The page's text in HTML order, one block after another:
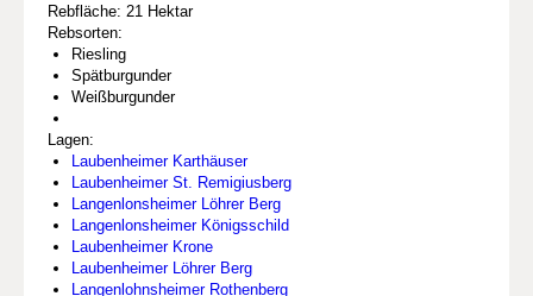
Rebfläche: 21 Hektar
Rebsorten:
Riesling
Spätburgunder
Weißburgunder
Lagen:
Laubenheimer Karthäuser
Laubenheimer St. Remigiusberg
Langenlonsheimer Löhrer Berg
Langenlonsheimer Königsschild
Laubenheimer Krone
Laubenheimer Löhrer Berg
Langenlohnsheimer Rothenberg